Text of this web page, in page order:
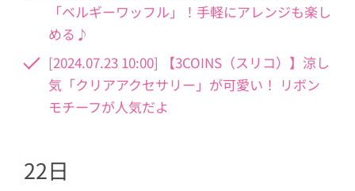
「ベルギーワッフル」！手軽にアレンジも楽し
める♪
[2024.07.23 10:00] 【3COINS（スリコ）】涼し
気「クリアアクセサリー」が可愛い！ リボン
モチーフが人気だよ
22日